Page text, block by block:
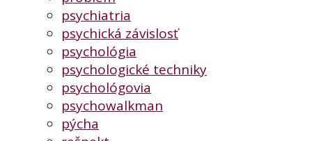
psychiatria
psychická závislosť
psychológia
psychologické techniky
psychológovia
psychowalkman
pýcha